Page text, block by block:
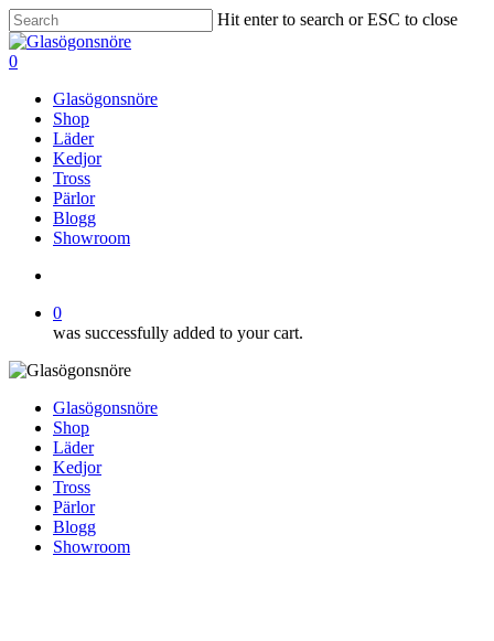
Skip
to
main
Hit enter to search or ESC to close
Close
Search
search
0
Glasögonsnöre
Shop
Läder
Kedjor
Tross
Pärlor
Blogg
Showroom
0
was successfully added to your cart.
Glasögonsnöre
Shop
Läder
Kedjor
Tross
Pärlor
Blogg
Showroom